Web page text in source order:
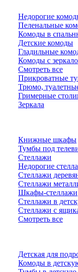
Недорогие
Пеленальные
Комоды в
Детские комоды
Гладильные
Комоды с
Смотреть все
Прикроватные
Трюмо,
Гримерные
Зеркала
Книжные шкафы
Тумбы под
Стеллажи
Недорогие
Стеллажи
Стеллажи
Шкафы-стеллажи
Стеллажи в
Стеллажи с
Смотреть все
Детская для
Комоды в